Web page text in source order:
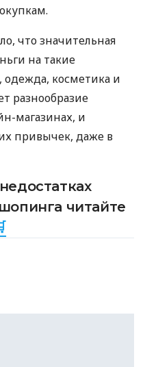
что значительная
на такие
одежда, косметика и
разнообразие
магазинах, и
привычек, даже в
читайте